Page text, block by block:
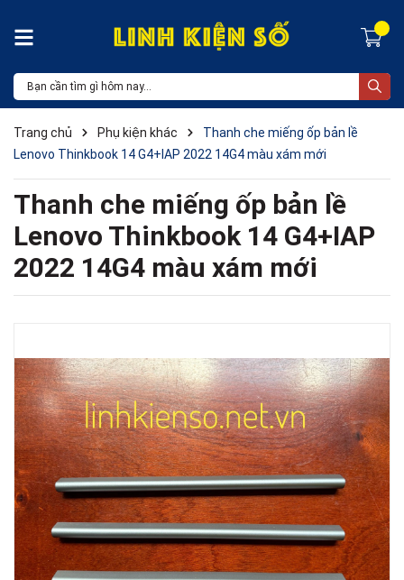
Trang chủ Phụ kiện khác
Thanh che miếng ốp bản lề
Lenovo Thinkbook 14 G4+IAP 2022 14G4 màu xám mới
Thanh che miếng ốp bản lề
Lenovo Thinkbook 14 G4+IAP
2022 14G4 màu xám mới